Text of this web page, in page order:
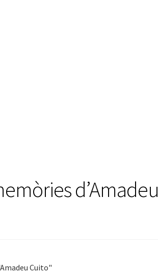
d’Amadeu